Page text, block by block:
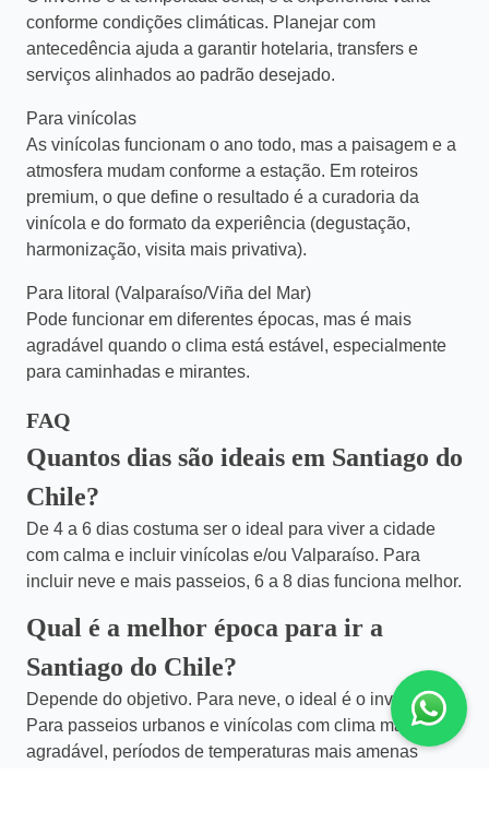
conforme condições climáticas. Planejar com
antecedência ajuda a garantir hotelaria, transfers e
serviços alinhados ao padrão desejado.
Para vinícolas
As vinícolas funcionam o ano todo, mas a paisagem e a
atmosfera mudam conforme a estação. Em roteiros
premium, o que define o resultado é a curadoria da
vinícola e do formato da experiência (degustação,
harmonização, visita mais privativa).
Para litoral (Valparaíso/Viña del Mar)
Pode funcionar em diferentes épocas, mas é mais
agradável quando o clima está estável, especialmente
para caminhadas e mirantes.
FAQ
Quantos dias são ideais em Santiago do
Chile?
De 4 a 6 dias costuma ser o ideal para viver a cidade
com calma e incluir vinícolas e/ou Valparaíso. Para
incluir neve e mais passeios, 6 a 8 dias funciona melhor.
Qual é a melhor época para ir a
Santiago do Chile?
Depende do objetivo. Para neve, o ideal é o inverno.
Para passeios urbanos e vinícolas com clima mais
agradável, períodos de temperaturas mais amenas